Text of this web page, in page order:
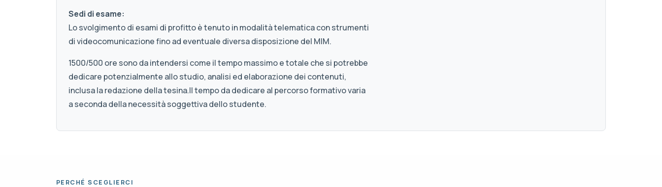
Sedi di esame:
Lo svolgimento di esami di profitto è tenuto in modalità telematica con strumenti
di videocomunicazione fino ad eventuale diversa disposizione del MIM.
1500/500 ore sono da intendersi come il tempo massimo e totale che si potrebbe
dedicare potenzialmente allo studio, analisi ed elaborazione dei contenuti,
inclusa la redazione della tesina.Il tempo da dedicare al percorso formativo varia
a seconda della necessità soggettiva dello studente.
PERCHÉ SCEGLIERCI